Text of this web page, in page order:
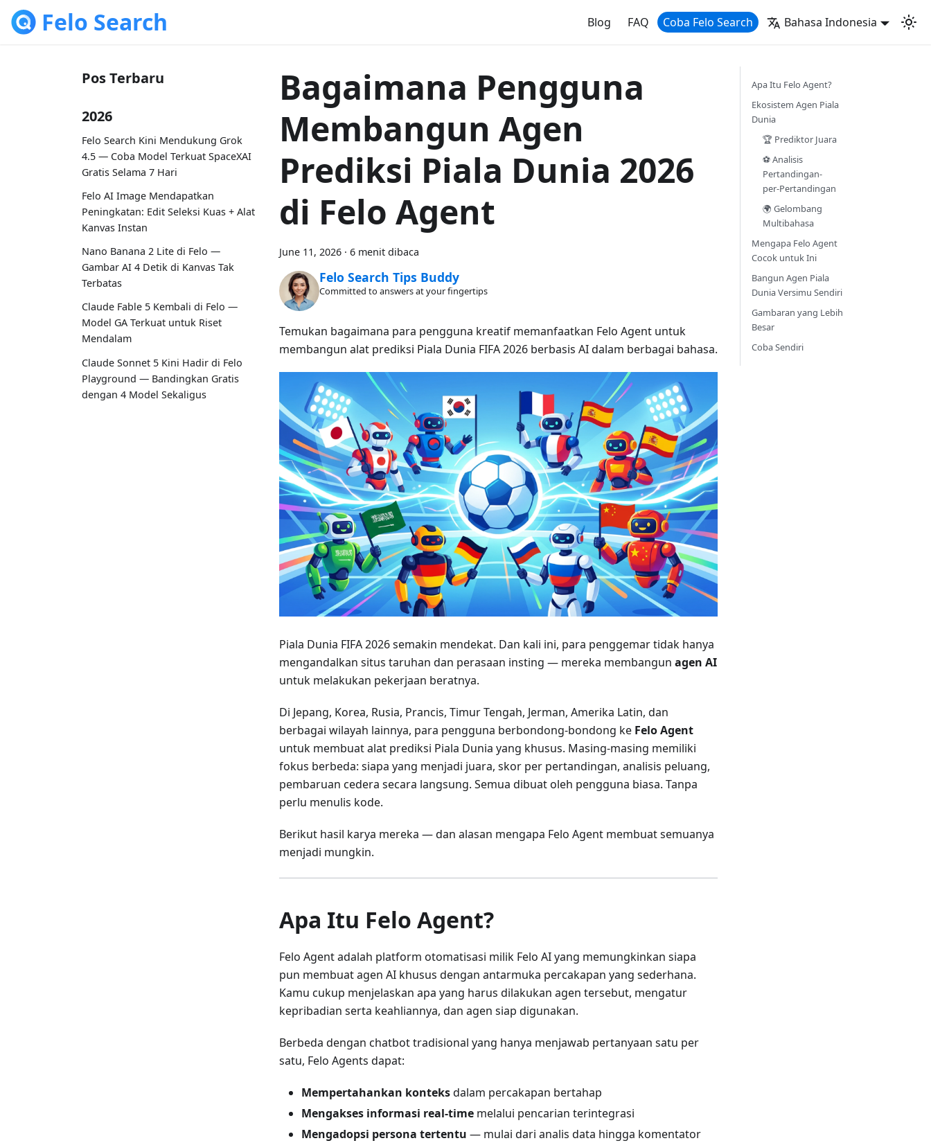
Felo Search Blog FAQ Coba Felo Search Bahasa Indonesia
Pos Terbaru
2026
Felo Search Kini Mendukung Grok
4.5 — Coba Model Terkuat SpaceXAI
Gratis Selama 7 Hari
Felo AI Image Mendapatkan
Peningkatan: Edit Seleksi Kuas + Alat
Kanvas Instan
Nano Banana 2 Lite di Felo —
Gambar AI 4 Detik di Kanvas Tak
Terbatas
Claude Fable 5 Kembali di Felo —
Model GA Terkuat untuk Riset
Mendalam
Claude Sonnet 5 Kini Hadir di Felo
Playground — Bandingkan Gratis
dengan 4 Model Sekaligus
Bagaimana Pengguna
Membangun Agen
Prediksi Piala Dunia 2026
di Felo Agent
June 11, 2026 · 6 menit dibaca
Felo Search Tips Buddy
Committed to answers at your fingertips
Temukan bagaimana para pengguna kreatif memanfaatkan Felo Agent untuk
membangun alat prediksi Piala Dunia FIFA 2026 berbasis AI dalam berbagai bahasa.
Piala Dunia FIFA 2026 semakin mendekat. Dan kali ini, para penggemar tidak hanya
mengandalkan situs taruhan dan perasaan insting — mereka membangun agen AI
untuk melakukan pekerjaan beratnya.
Di Jepang, Korea, Rusia, Prancis, Timur Tengah, Jerman, Amerika Latin, dan
berbagai wilayah lainnya, para pengguna berbondong-bondong ke Felo Agent
untuk membuat alat prediksi Piala Dunia yang khusus. Masing-masing memiliki
fokus berbeda: siapa yang menjadi juara, skor per pertandingan, analisis peluang,
pembaruan cedera secara langsung. Semua dibuat oleh pengguna biasa. Tanpa
perlu menulis kode.
Berikut hasil karya mereka — dan alasan mengapa Felo Agent membuat semuanya
menjadi mungkin.
Apa Itu Felo Agent?
Felo Agent adalah platform otomatisasi milik Felo AI yang memungkinkan siapa
pun membuat agen AI khusus dengan antarmuka percakapan yang sederhana.
Kamu cukup menjelaskan apa yang harus dilakukan agen tersebut, mengatur
kepribadian serta keahliannya, dan agen siap digunakan.
Berbeda dengan chatbot tradisional yang hanya menjawab pertanyaan satu per
satu, Felo Agents dapat:
Mempertahankan konteksdalam percakapan bertahap
Mengakses informasi real-time melalui pencarian terintegrasi
Mengadopsi persona tertentu — mulai dari analis data hingga komentator
Apa Itu Felo Agent?
Ekosistem Agen Piala
Dunia
🏆 Prediktor Juara
⚽ Analisis
Pertandingan-
per-Pertandingan
🌍 Gelombang
Multibahasa
Mengapa Felo Agent
Cocok untuk Ini
Bangun Agen Piala
Dunia Versimu Sendiri
Gambaran yang Lebih
Besar
Coba Sendiri